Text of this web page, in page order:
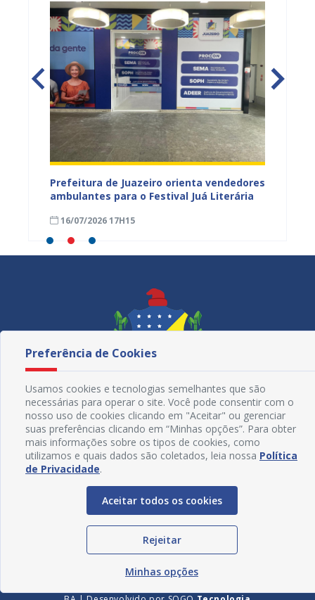
Prefeitura de Juazeiro orienta vendedores
ambulantes para o Festival Juá Literária
16/07/2026 17H15
Redes Sociais
Preferência de Cookies
Usamos cookies e tecnologias semelhantes que são
necessárias para operar o site. Você pode consentir com o
nosso uso de cookies clicando em "Aceitar" ou gerenciar
suas preferências clicando em “Minhas opções”. Para obter
mais informações sobre os tipos de cookies, como
utilizamos e quais dados são coletados, leia nossa Política
de Privacidade.
Aceitar todos os cookies
Rejeitar
Minhas opções